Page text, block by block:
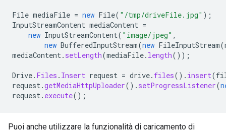
File mediaFile = new File( "/tmp/driveFile.jpg" );
InputStreamContent mediaContent =
new InputStreamContent( "image/jpeg" ,
new BufferedInputStream(new FileInputStream(
mediaContent. setLength(mediaFile. length());
Drive. Files . Insert request = drive. files(). insert(
request.getMediaHttpUploader(). setProgressListener(
request. execute();
Puoi anche utilizzare la funzionalità di caricamento di